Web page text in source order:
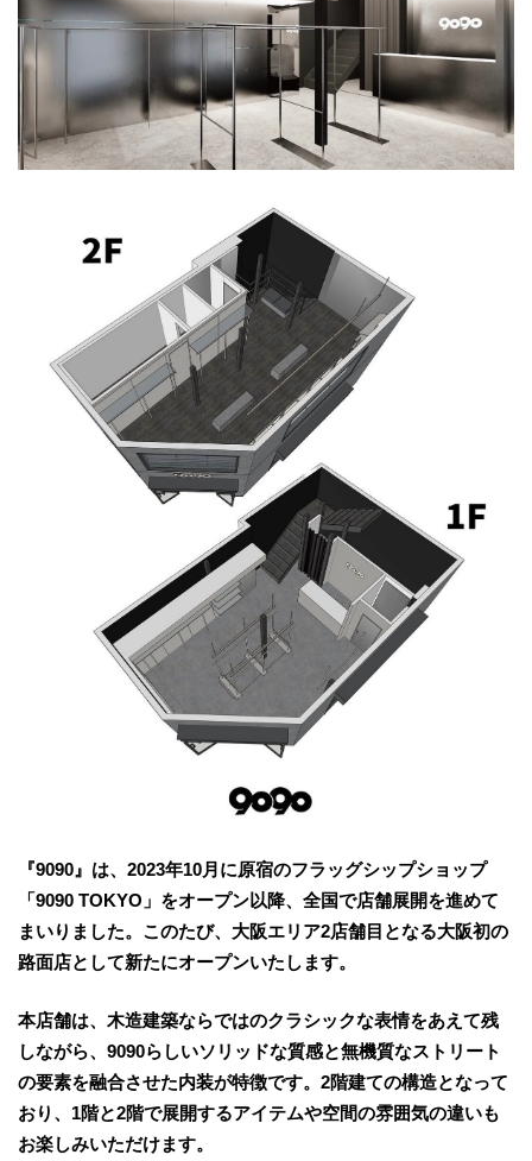
『9090』は、2023年10月に原宿のフラッグシップショップ
「9090 TOKYO」をオープン以降、全国で店舗展開を進めて
まいりました。このたび、大阪エリア2店舗目となる大阪初の
路面店として新たにオープンいたします。
本店舗は、木造建築ならではのクラシックな表情をあえて残
しながら、9090らしいソリッドな質感と無機質なストリート
の要素を融合させた内装が特徴です。2階建ての構造となって
おり、1階と2階で展開するアイテムや空間の雰囲気の違いも
お楽しみいただけます。